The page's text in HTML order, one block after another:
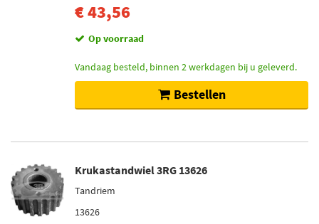
€ 43,56
Op voorraad
Vandaag besteld, binnen 2 werkdagen bij u geleverd.
Bestellen
Krukastandwiel 3RG 13626
Tandriem
13626